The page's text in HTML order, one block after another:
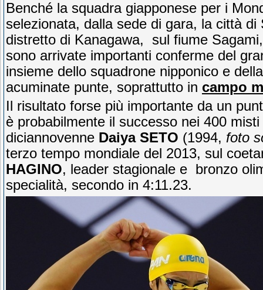
Benché la squadra giapponese per i
selezionata, dalla sede di gara, la città di
distretto di Kanagawa, sul fiume
sono arrivate importanti conferme del
insieme dello squadrone nipponico e
acuminate punte, soprattutto in campo
Il risultato forse più importante da un
è probabilmente il successo nei 400 misti
diciannovenne Daiya SETO (1994, foto
terzo tempo mondiale del 2013, sul
HAGINO, leader stagionale e bronzo
specialità, secondo in 4:11.23.